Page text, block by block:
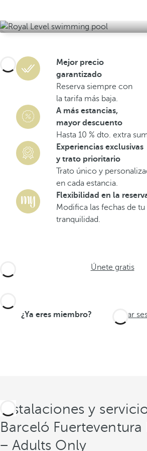
Mejor precio
garantizado
Reserva siempre con
la tarifa más baja.
A más estancias,
mayor descuento
Hasta 10 % dto. extra
Experiencias exclusivas
y trato prioritario
Trato único y
en cada estancia.
Flexibilidad en la
Modifica las fechas de
tranquilidad.
Únete gratis
¿Ya eres miembro? Iniciar
Instalaciones y
Barceló Fuerteventura
− Adults Only